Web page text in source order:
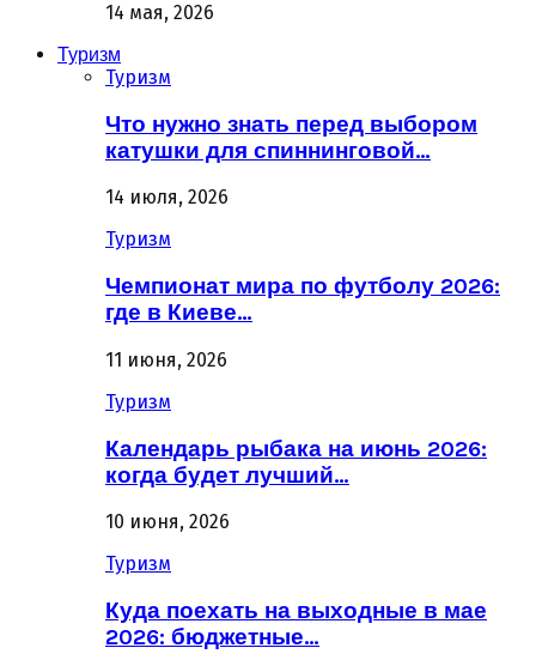
14 мая, 2026
Туризм
Туризм
Что нужно знать перед выбором
катушки для спиннинговой…
14 июля, 2026
Туризм
Чемпионат мира по футболу 2026:
где в Киеве…
11 июня, 2026
Туризм
Календарь рыбака на июнь 2026:
когда будет лучший…
10 июня, 2026
Туризм
Куда поехать на выходные в мае
2026: бюджетные…